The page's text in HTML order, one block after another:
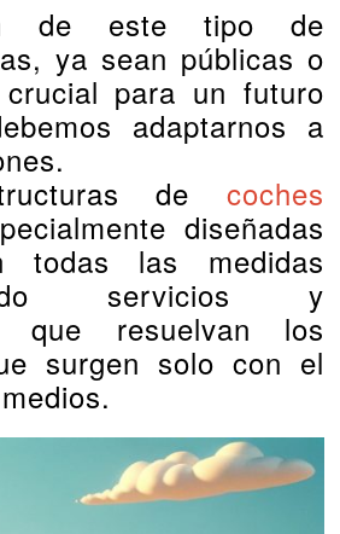
de este tipo de
ya sean públicas o
para un futuro
adaptarnos a
de coches
diseñadas
todas las medidas
servicios y
que resuelvan los
surgen solo con el